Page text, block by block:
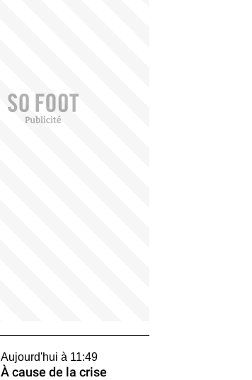
Aujourd'hui à 11:49
À cause de la crise